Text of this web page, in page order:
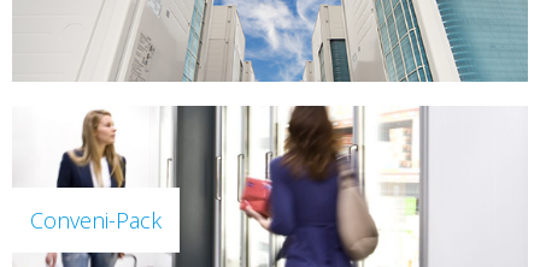
Conveni-Pack